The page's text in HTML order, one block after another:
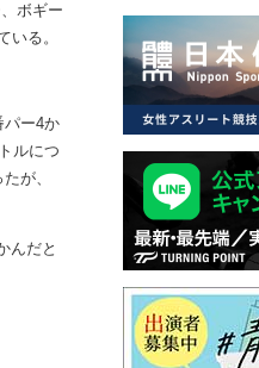
ボギー
る。
ー4か
ルにつ
が、
んだと